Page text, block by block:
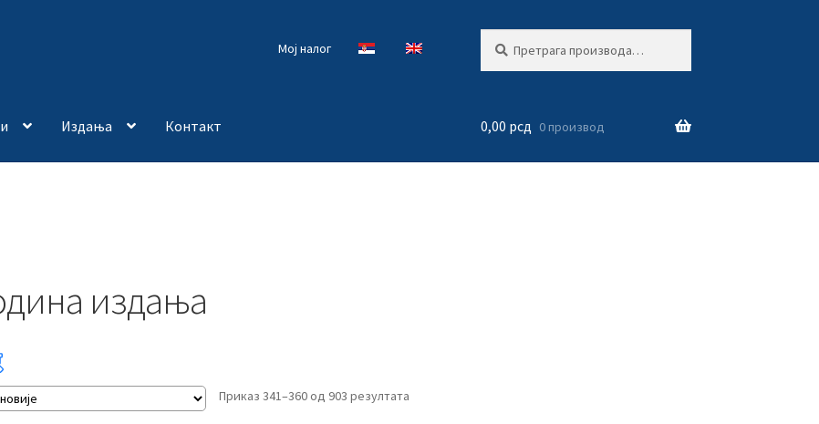
Мој налог
Издања Контакт 0,00 рсд 0 производ
издања
Приказ 341–360 од 903 резултатаСортирано